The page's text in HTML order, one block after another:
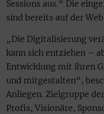
Sessions aus.“ Die
sind bereits auf der
„Die Digitalisierung
kann sich entziehen –
Entwicklung mit ihren
und mitgestalten“,
Anliegen. Zielgruppe
Profis, Visionäre,